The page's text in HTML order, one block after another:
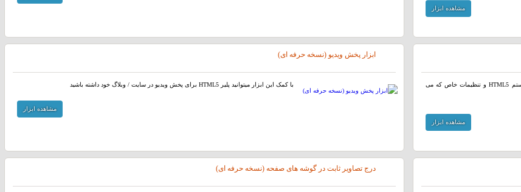
مشاهده ابزار
ابزار پخش فایل های صوتی و موزیک توسط پخش کننده آهنگ با سیستم HTML5 و تنظیمات خاص که می
مشاهده ابزار
ابزار پخش ویدیو (نسخه حرفه ای)
با کمک این ابزار میتوانید پلیر HTML5 برای پخش ویدیو در سایت / وبلاگ خود داشته باشید
مشاهده ابزار
درج تصاویر ثابت در گوشه های صفحه (نسخه حرفه ای)